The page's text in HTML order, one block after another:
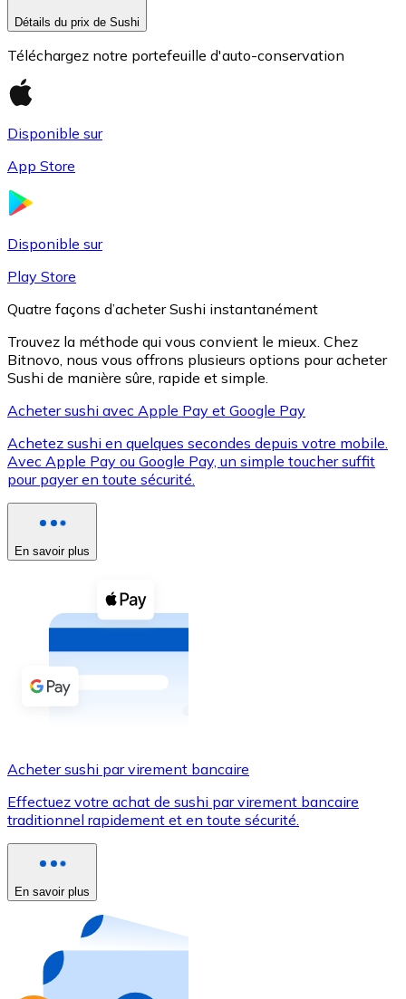
XRP
XRP
Voir toutes
Coupons crypto
Achetez des cryptomonnaies en espèces et d'autres
Acheter avec espèces
Virement SEPA
Utilisez les cartes Visa et Mastercard pour acheter
Acheter avec carte
Nouveau
Achetez des cartes-cadeaux de vos marques
Aller à la boutique de cartes-cadeaux
Détails du prix de Sushi
Téléchargez notre portefeuille d'auto-conservation
Disponible sur
App Store
Disponible sur
Play Store
Quatre façons d’acheter Sushi instantanément
Trouvez la méthode qui vous convient le mieux. Chez
Bitnovo, nous vous offrons plusieurs options pour acheter
Sushi de manière sûre, rapide et simple.
Acheter sushi avec Apple Pay et Google Pay
Achetez sushi en quelques secondes depuis votre mobile.
Avec Apple Pay ou Google Pay, un simple toucher suffit
pour payer en toute sécurité.
En savoir plus
Acheter sushi par virement bancaire
Effectuez votre achat de sushi par virement bancaire
traditionnel rapidement et en toute sécurité.
En savoir plus